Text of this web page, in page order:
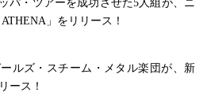
パ・ツアーを成功させた5人組が、ニ
」をリリース！
ルズ・スチーム・メタル楽団が、新
ース！